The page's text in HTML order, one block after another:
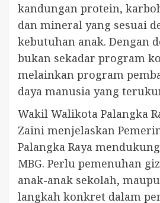
kandungan protein,
dan mineral yang sesuai
kebutuhan anak. Dengan
bukan sekadar program
melainkan program
daya manusia yang
Wakil Walikota Palangka
Zaini menjelaskan
Palangka Raya
MBG. Perlu pemenuhan
anak-anak sekolah,
langkah konkret dalam